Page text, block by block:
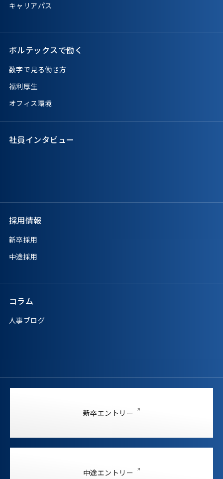
キャリアパス
ボルテックスで働く
数字で見る働き方
福利厚生
オフィス環境
社員インタビュー
採用情報
新卒採用
中途採用
コラム
人事ブログ
新卒エントリー
中途エントリー